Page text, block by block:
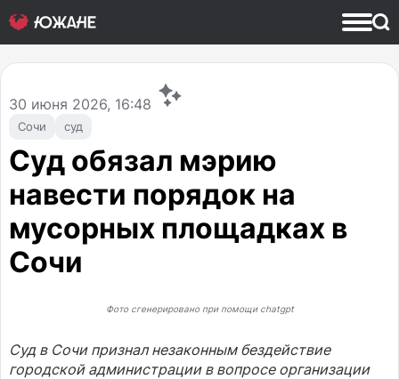
Сочи суд
30 июня 2026, 16:48
Суд обязал мэрию
навести порядок на
мусорных площадках в
Сочи
Фото сгенерировано при помощи chatgpt
Суд в Сочи признал незаконным бездействие
городской администрации в вопросе организации